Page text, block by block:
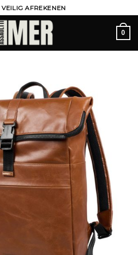
VEILIG AFREKENEN
0